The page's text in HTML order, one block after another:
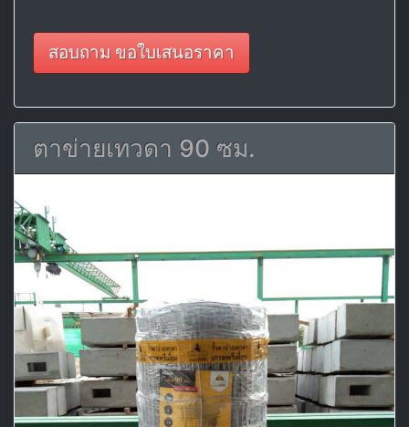
สอบถาม ขอใบเสนอราคา
ตาข่ายเทวดา 90 ซม.